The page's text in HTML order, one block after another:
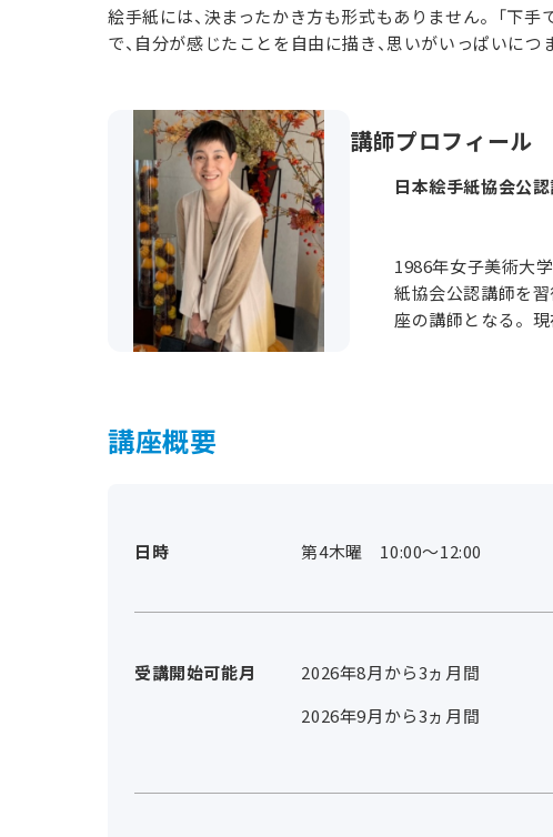
絵手紙には、決まったかき方も形式もありません。「下手
で、自分が感じたことを自由に描き、思いがいっぱいにつ
講師プロフィール
日本絵手紙協会公
1986年女子美術大
紙協会公認講師を習
座の講師となる。現
講座概要
日時 第4木曜 10:00～12:00
受講開始可能月
2026年8月から3ヵ月間
2026年9月から3ヵ月間